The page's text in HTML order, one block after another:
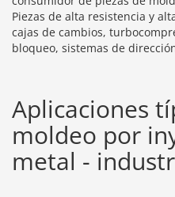
Piezas de alta resistencia y
cajas de cambios,
bloqueo, sistemas de
Aplicaciones
moldeo por
metal -